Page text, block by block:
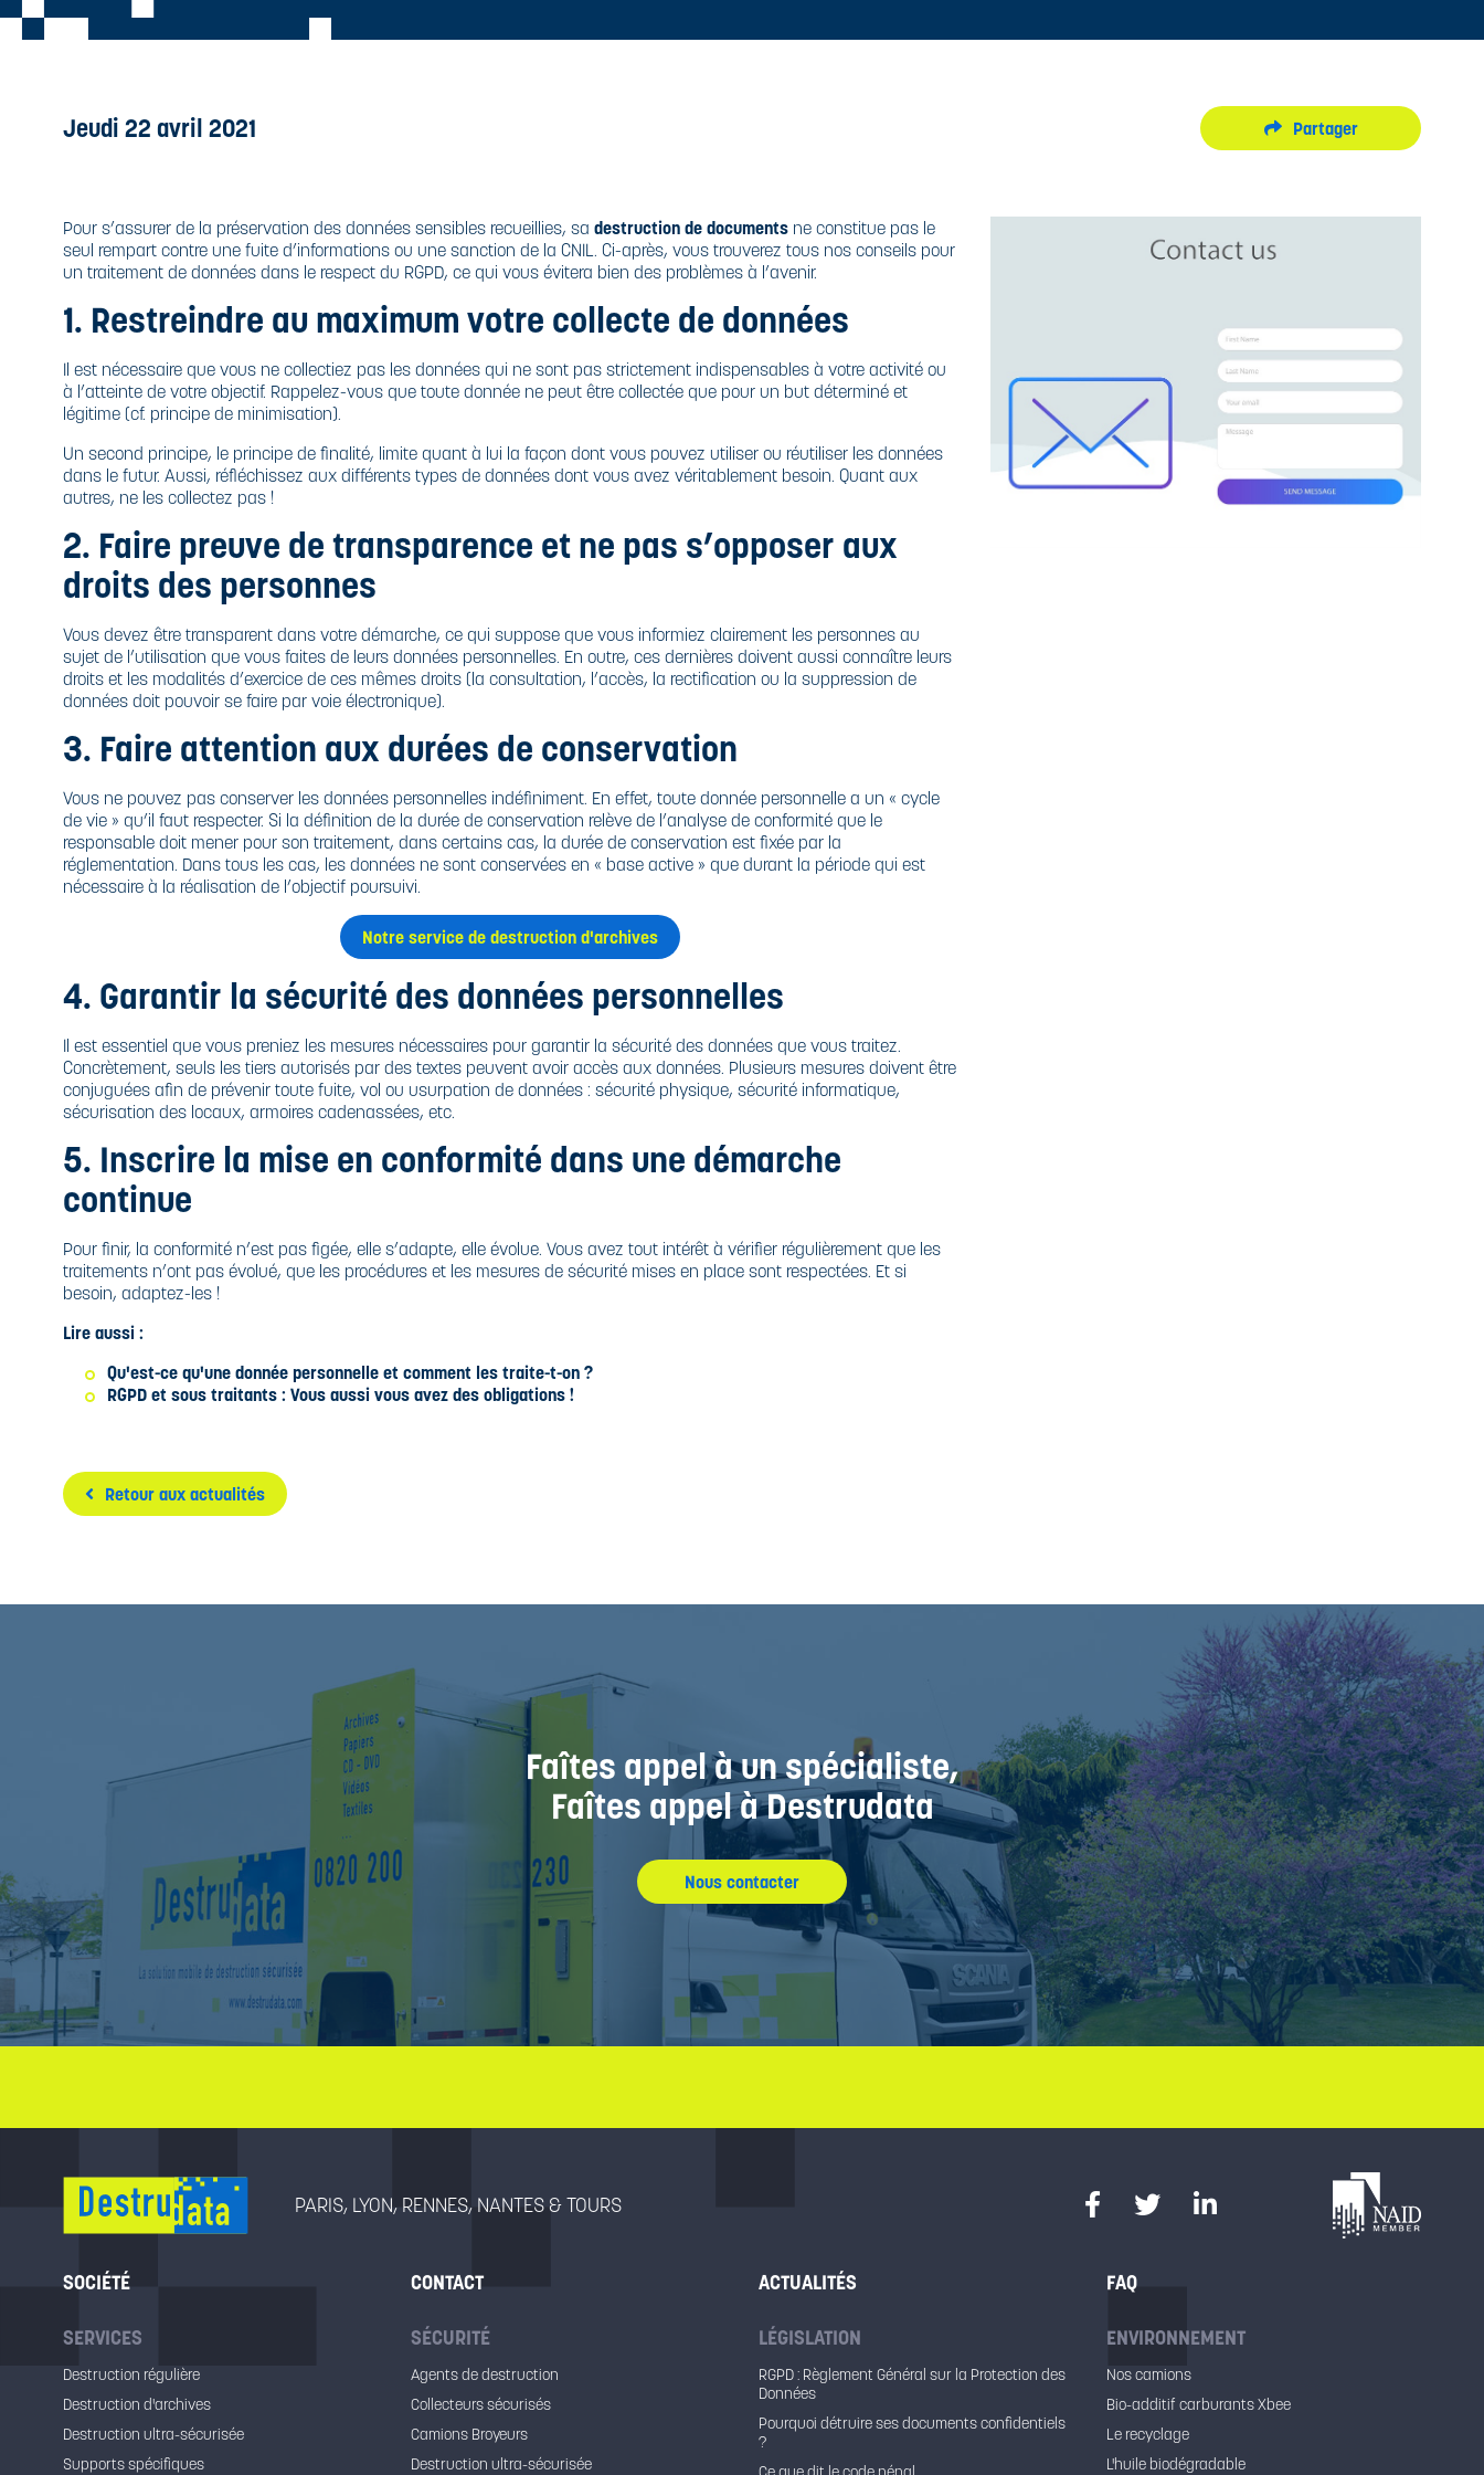
Jeudi 22 avril 2021 Partager
Pour s’assurer de la préservation des données sensibles recueillies, sa destruction de documents ne constitue pas le
seul rempart contre une fuite d’informations ou une sanction de la CNIL. Ci-après, vous trouverez tous nos conseils pour
un traitement de données dans le respect du RGPD, ce qui vous évitera bien des problèmes à l’avenir.
1. Restreindre au maximum votre collecte de données
Il est nécessaire que vous ne collectiez pas les données qui ne sont pas strictement indispensables à votre activité ou
à l’atteinte de votre objectif. Rappelez-vous que toute donnée ne peut être collectée que pour un but déterminé et
légitime (cf. principe de minimisation).
Un second principe, le principe de finalité, limite quant à lui la façon dont vous pouvez utiliser ou réutiliser les données
dans le futur. Aussi, réfléchissez aux différents types de données dont vous avez véritablement besoin. Quant aux
autres, ne les collectez pas !
2. Faire preuve de transparence et ne pas s’opposer aux
droits des personnes
Vous devez être transparent dans votre démarche, ce qui suppose que vous informiez clairement les personnes au
sujet de l’utilisation que vous faites de leurs données personnelles. En outre, ces dernières doivent aussi connaître leurs
droits et les modalités d’exercice de ces mêmes droits (la consultation, l’accès, la rectification ou la suppression de
données doit pouvoir se faire par voie électronique).
3. Faire attention aux durées de conservation
Vous ne pouvez pas conserver les données personnelles indéfiniment. En effet, toute donnée personnelle a un « cycle
de vie » qu’il faut respecter. Si la définition de la durée de conservation relève de l’analyse de conformité que le
responsable doit mener pour son traitement, dans certains cas, la durée de conservation est fixée par la
réglementation. Dans tous les cas, les données ne sont conservées en « base active » que durant la période qui est
nécessaire à la réalisation de l’objectif poursuivi.
Notre service de destruction d'archives
4. Garantir la sécurité des données personnelles
Il est essentiel que vous preniez les mesures nécessaires pour garantir la sécurité des données que vous traitez.
Concrètement, seuls les tiers autorisés par des textes peuvent avoir accès aux données. Plusieurs mesures doivent être
conjuguées afin de prévenir toute fuite, vol ou usurpation de données : sécurité physique, sécurité informatique,
sécurisation des locaux, armoires cadenassées, etc.
5. Inscrire la mise en conformité dans une démarche
continue
Pour finir, la conformité n’est pas figée, elle s’adapte, elle évolue. Vous avez tout intérêt à vérifier régulièrement que les
traitements n’ont pas évolué, que les procédures et les mesures de sécurité mises en place sont respectées. Et si
besoin, adaptez-les !
Lire aussi :
Qu'est-ce qu'une donnée personnelle et comment les traite-t-on ?
RGPD et sous traitants : Vous aussi vous avez des obligations !
Retour aux actualités
Faîtes appel à un spécialiste,
Faîtes appel à Destrudata
Nous contacter
PARIS, LYON, RENNES, NANTES & TOURS
SOCIÉTÉ CONTACT ACTUALITÉS FAQ
SERVICES
Destruction régulière
Destruction d'archives
Destruction ultra-sécurisée
Supports spécifiques
SÉCURITÉ
Agents de destruction
Collecteurs sécurisés
Camions Broyeurs
Destruction ultra-sécurisée
LÉGISLATION
RGPD : Règlement Général sur la Protection des
Données
Pourquoi détruire ses documents confidentiels
?
ENVIRONNEMENT
Nos camions
Bio-additif carburants Xbee
Le recyclage
L'huile biodégradable
QUE DIT LA
ET ISO